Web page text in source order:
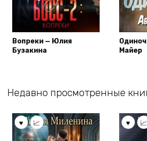
Вопреки — Юлия
Бузакина
Майер
Недавно просмотренные